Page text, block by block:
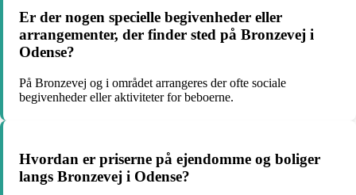
Er der nogen specielle begivenheder eller
arrangementer, der finder sted på Bronzevej i
Odense?
På Bronzevej og i området arrangeres der ofte sociale
begivenheder eller aktiviteter for beboerne.
Hvordan er priserne på ejendomme og boliger
langs Bronzevej i Odense?